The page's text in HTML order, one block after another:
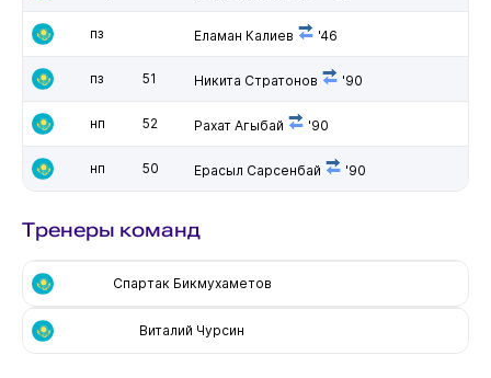
пз Еламан Калиев '46
пз 51 Никита Стратонов '90
нп 52 Рахат Агыбай '90
нп 50 Ерасыл Сарсенбай '90
Тренеры команд
Спартак Бикмухаметов
Виталий Чурсин